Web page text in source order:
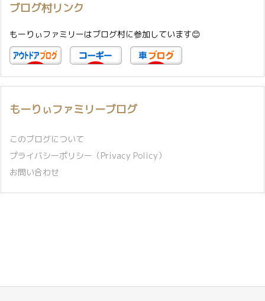
ブログ村リンク
もーりぃファミリーはブログ村に参加しています😊
もーりぃファミリーブログ
このブログについて
プライバシーポリシー（Privacy Policy）
お問い合わせ